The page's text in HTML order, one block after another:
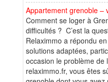
Appartement grenoble –
Comment se loger à
difficultés ? C’est la
Relaximmo a répondu
solutions adaptées,
occasion le problème de
relaximmo.fr, vous êtes